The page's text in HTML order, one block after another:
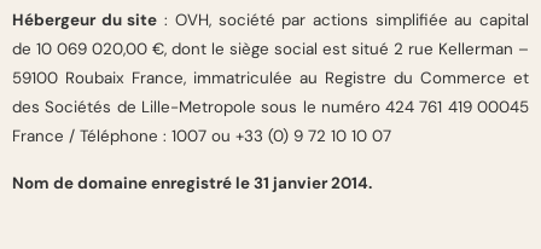
Hébergeur du site : OVH, société par actions simplifiée au capital
de 10 069 020,00 €, dont le siège social est situé 2 rue Kellerman –
59100 Roubaix France, immatriculée au Registre du Commerce et
des Sociétés de Lille-Metropole sous le numéro 424 761 419 00045
France / Téléphone : 1007 ou +33 (0) 9 72 10 10 07
Nom de domaine enregistré le 31 janvier 2014.